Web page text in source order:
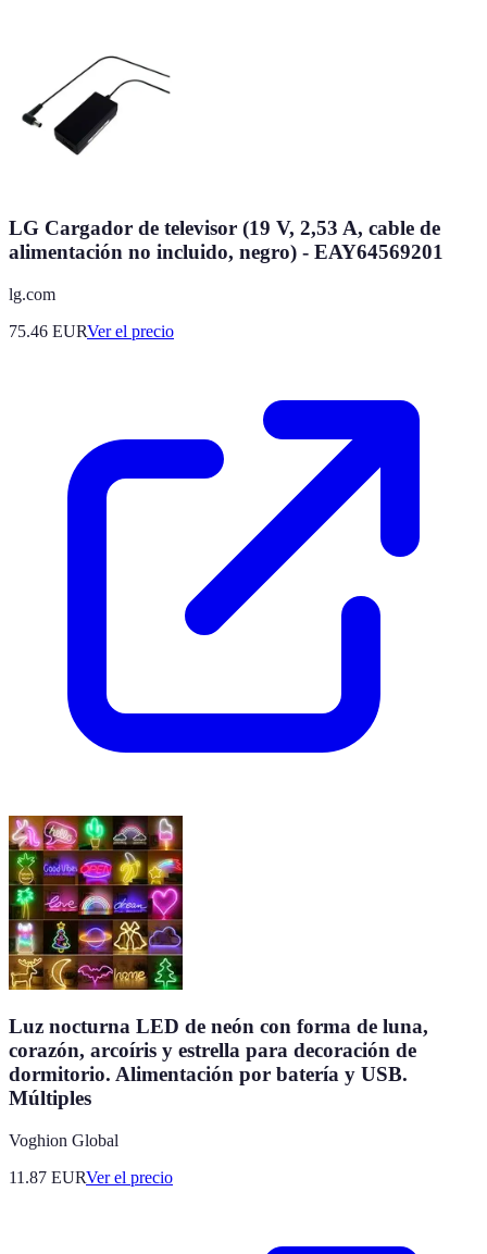
LG Cargador de televisor (19 V, 2,53 A, cable de
alimentación no incluido, negro) - EAY64569201
lg.com
75.46 EURVer el precio
Luz nocturna LED de neón con forma de luna,
corazón, arcoíris y estrella para decoración de
dormitorio. Alimentación por batería y USB.
Múltiples
Voghion Global
11.87 EURVer el precio